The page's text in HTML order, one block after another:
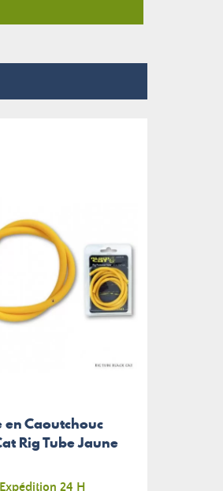
en Caoutchouc
Rig Tube Jaune
Expédition 24 H